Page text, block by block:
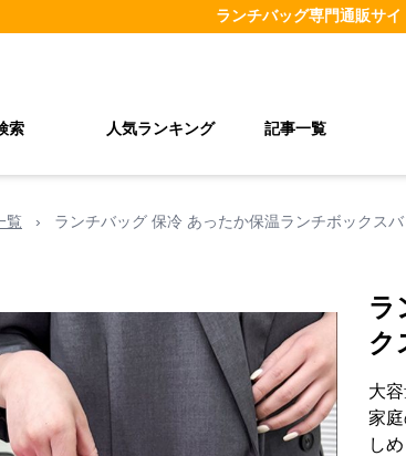
ランチバッグ専門通販サイ
索 人気ランキング 記事一覧
覧 › ランチバッグ 保冷 あったか保温ランチボックス
ラ
ク
大
家
しめ